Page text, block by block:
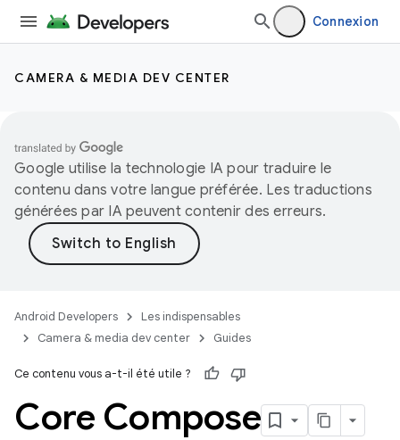
Connexion
CAMERA & MEDIA DEV CENTER
Google utilise la technologie IA pour traduire le
contenu dans votre langue préférée. Les traductions
générées par IA peuvent contenir des erreurs.
Android Developers
Les indispensables
Camera & media dev center
Guides
Ce contenu vous a-t-il été utile ?
Core Compose